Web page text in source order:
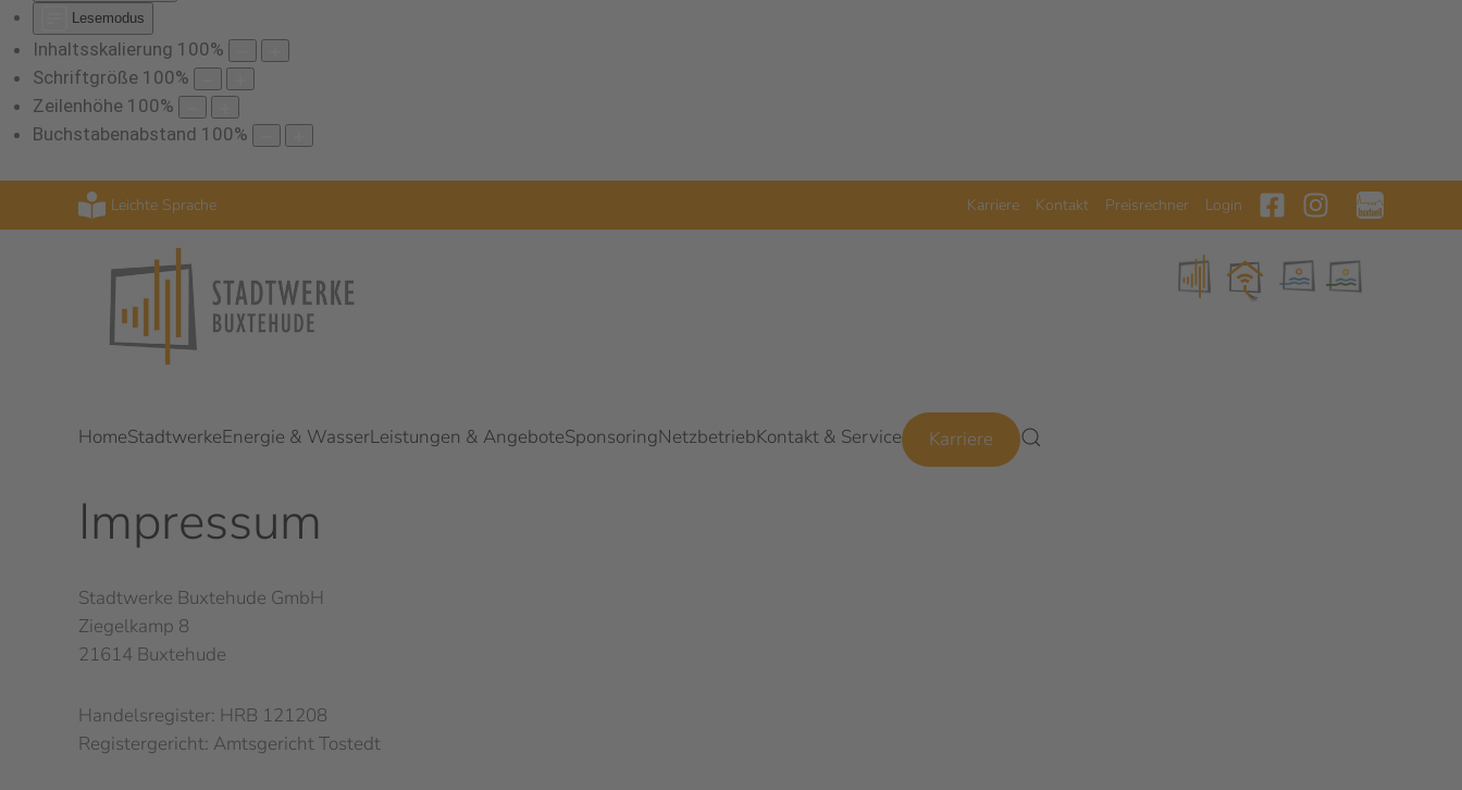
Lesemodus
Inhaltsskalierung 100%
Schriftgröße 100%
Zeilenhöhe 100%
Buchstabenabstand 100%
Leichte Sprache Karriere Kontakt Preisrechner Login
HomeStadtwerkeEnergie & WasserLeistungen & AngeboteSponsoringNetzbetriebKontakt & Service Karriere
Impressum
Stadtwerke Buxtehude GmbH
Ziegelkamp 8
21614 Buxtehude
Handelsregister: HRB 121208
Registergericht: Amtsgericht Tostedt